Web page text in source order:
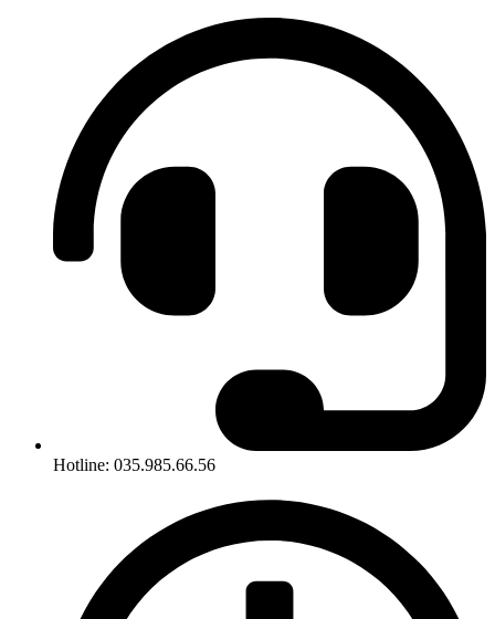
Hotline: 035.985.66.56